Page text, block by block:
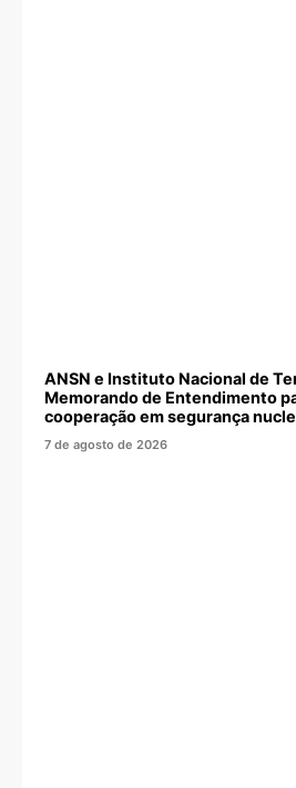
ANSN e Instituto Nacional de
Memorando de Entendimento
cooperação em segurança
7 de agosto de 2026